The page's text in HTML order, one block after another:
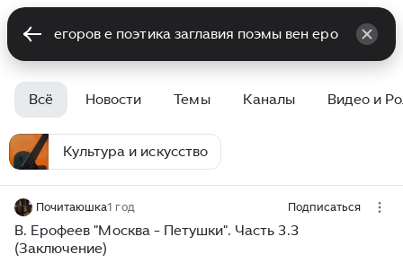
Всё Новости Темы Каналы Видео и
Культура и искусство
Почитаюшка1 год Подписаться
В. Ерофеев "Москва - Петушки". Часть 3.3
(Заключение)